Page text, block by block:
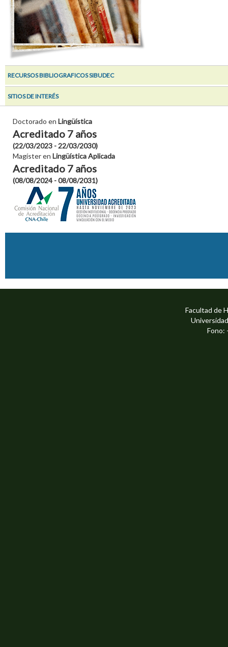
RECURSOS BIBLIOGRAFICOS SIBUDEC
SITIOS DE INTERÉS
Doctorado en Lingüística
Acreditado 7 años
(22/03/2023 - 22/03/2030)
Magíster en Lingüística Aplicada
Acreditado 7 años
(08/08/2024 - 08/08/2031)
Facultad de
Fono: